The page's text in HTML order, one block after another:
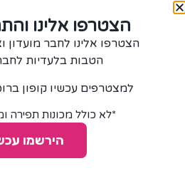
הצטרפו אלינו
הצטרפו אלינו לחבר מועדון
הטבות בלעדיות
למצטרפים עכשיו קופון
*לא כולל מכונות תפירה
הירשמו